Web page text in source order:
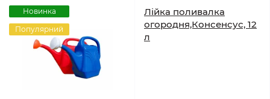
Новинка
Популярний
Лійка поливалка
огородня,Консенсус, 12
л